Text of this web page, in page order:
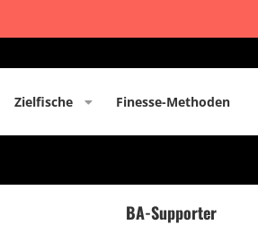
Zielfische Finesse-Methoden
BA-Supporter